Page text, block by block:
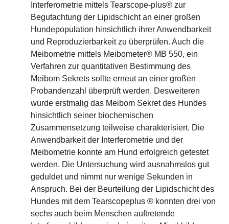
Interferometrie mittels Tearscope-plus® zur
Begutachtung der Lipidschicht an einer großen
Hundepopulation hinsichtlich ihrer Anwendbarkeit
und Reproduzierbarkeit zu überprüfen. Auch die
Meibometrie mittels Meibometer® MB 550, ein
Verfahren zur quantitativen Bestimmung des
Meibom Sekrets sollte erneut an einer großen
Probandenzahl überprüft werden. Desweiteren
wurde erstmalig das Meibom Sekret des Hundes
hinsichtlich seiner biochemischen
Zusammensetzung teilweise charakterisiert. Die
Anwendbarkeit der Interferometrie und der
Meibometrie konnte am Hund erfolgreich getestet
werden. Die Untersuchung wird ausnahmslos gut
geduldet und nimmt nur wenige Sekunden in
Anspruch. Bei der Beurteilung der Lipidschicht des
Hundes mit dem Tearscopeplus ® konnten drei von
sechs auch beim Menschen auftretende